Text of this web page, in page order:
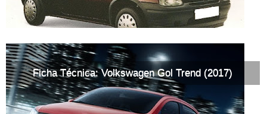
Ficha Técnica: Volkswagen Gol Trend (2017)